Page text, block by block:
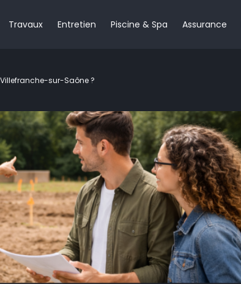
sur-Saône ?
Travaux Entretien Piscine & Spa Assurance